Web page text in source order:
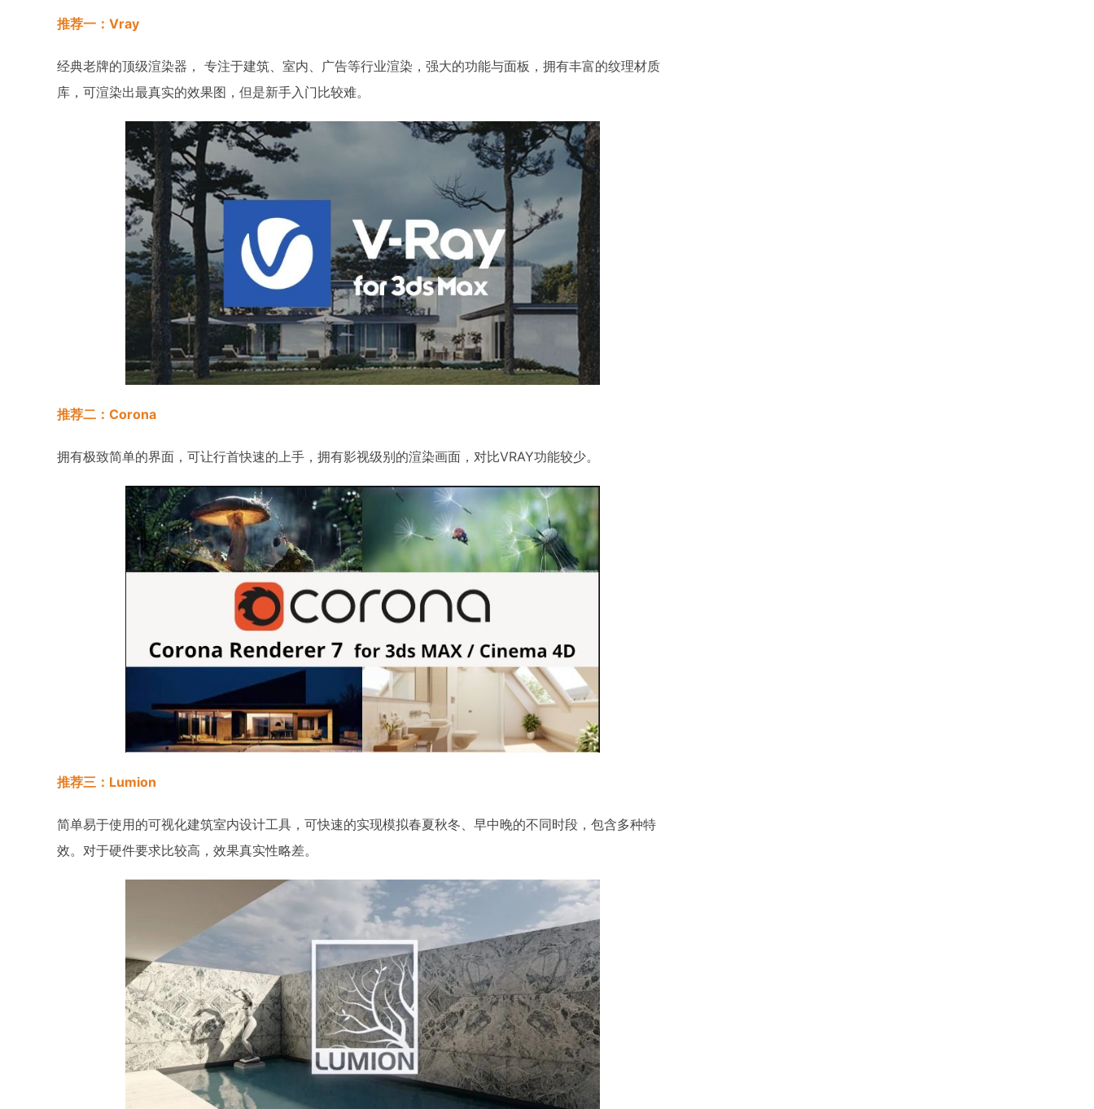
推荐一：Vray
经典老牌的顶级渲染器， 专注于建筑、室内、广告等行业渲染，强大的功能与面板，拥有丰富的纹理材质
库，可渲染出最真实的效果图，但是新手入门比较难。
推荐二：Corona
拥有极致简单的界面，可让行首快速的上手，拥有影视级别的渲染画面，对比VRAY功能较少。
推荐三：Lumion
简单易于使用的可视化建筑室内设计工具，可快速的实现模拟春夏秋冬、早中晚的不同时段，包含多种特
效。对于硬件要求比较高，效果真实性略差。